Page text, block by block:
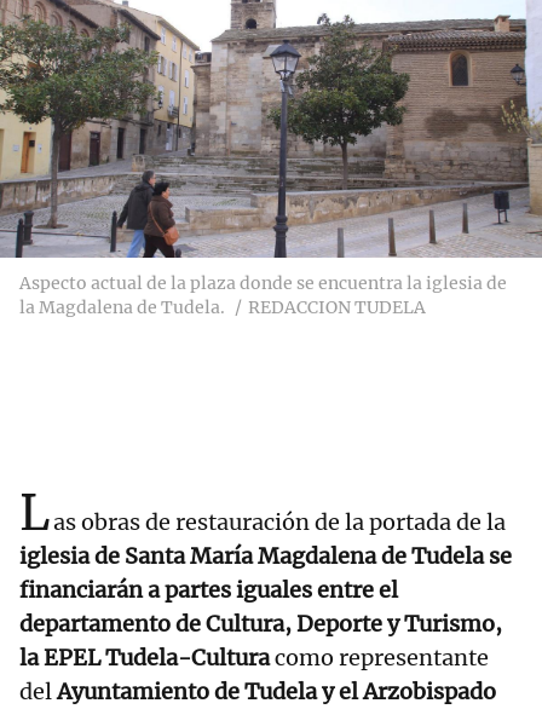
Aspecto actual de la plaza donde se encuentra la iglesia de
la Magdalena de Tudela.
REDACCION TUDELA
Las obras de restauración de la portada de la
iglesia de Santa María Magdalena de Tudela se
financiarán a partes iguales entre el
departamento de Cultura, Deporte y Turismo,
la EPEL Tudela-Culturacomo representante
delAyuntamiento de Tudela y el Arzobispado